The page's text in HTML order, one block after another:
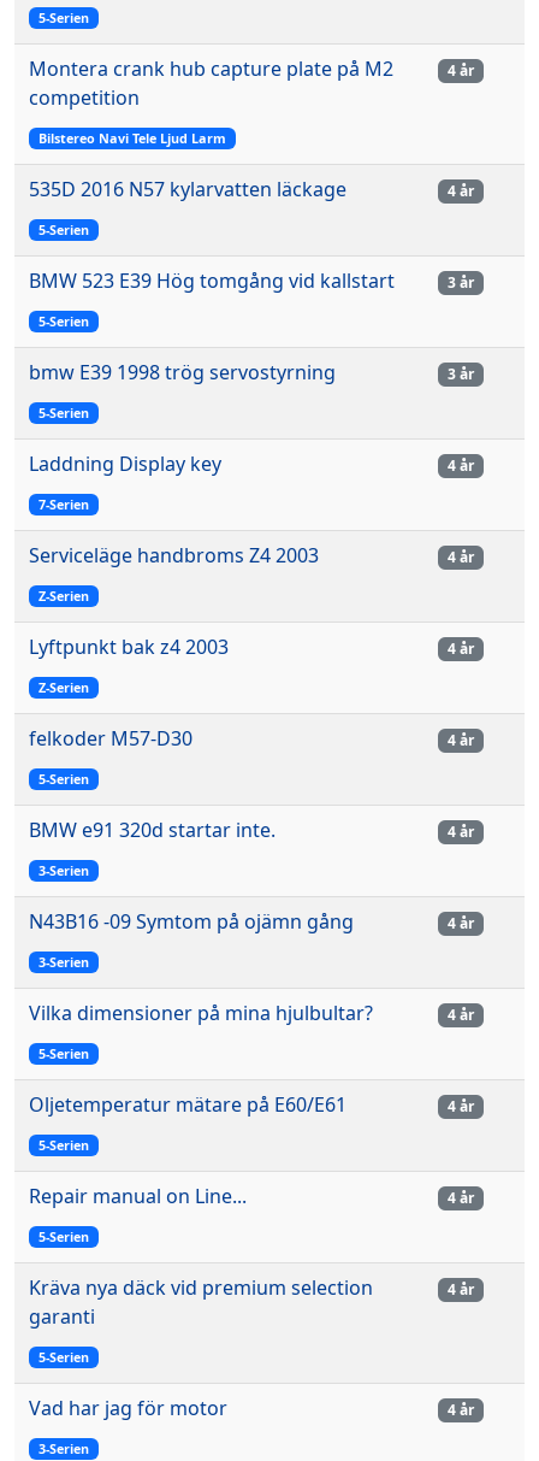
5-Serien
Montera crank hub capture plate på M2
competition
Bilstereo Navi Tele Ljud Larm
4 år
535D 2016 N57 kylarvatten läckage
5-Serien
4 år
BMW 523 E39 Hög tomgång vid kallstart
5-Serien
3 år
bmw E39 1998 trög servostyrning
5-Serien
3 år
Laddning Display key
7-Serien
4 år
Serviceläge handbroms Z4 2003
Z-Serien
4 år
Lyftpunkt bak z4 2003
Z-Serien
4 år
felkoder M57-D30
5-Serien
4 år
BMW e91 320d startar inte.
3-Serien
4 år
N43B16 -09 Symtom på ojämn gång
3-Serien
4 år
Vilka dimensioner på mina hjulbultar?
5-Serien
4 år
Oljetemperatur mätare på E60/E61
5-Serien
4 år
Repair manual on Line...
5-Serien
4 år
Kräva nya däck vid premium selection
garanti
5-Serien
4 år
Vad har jag för motor
3-Serien
4 år